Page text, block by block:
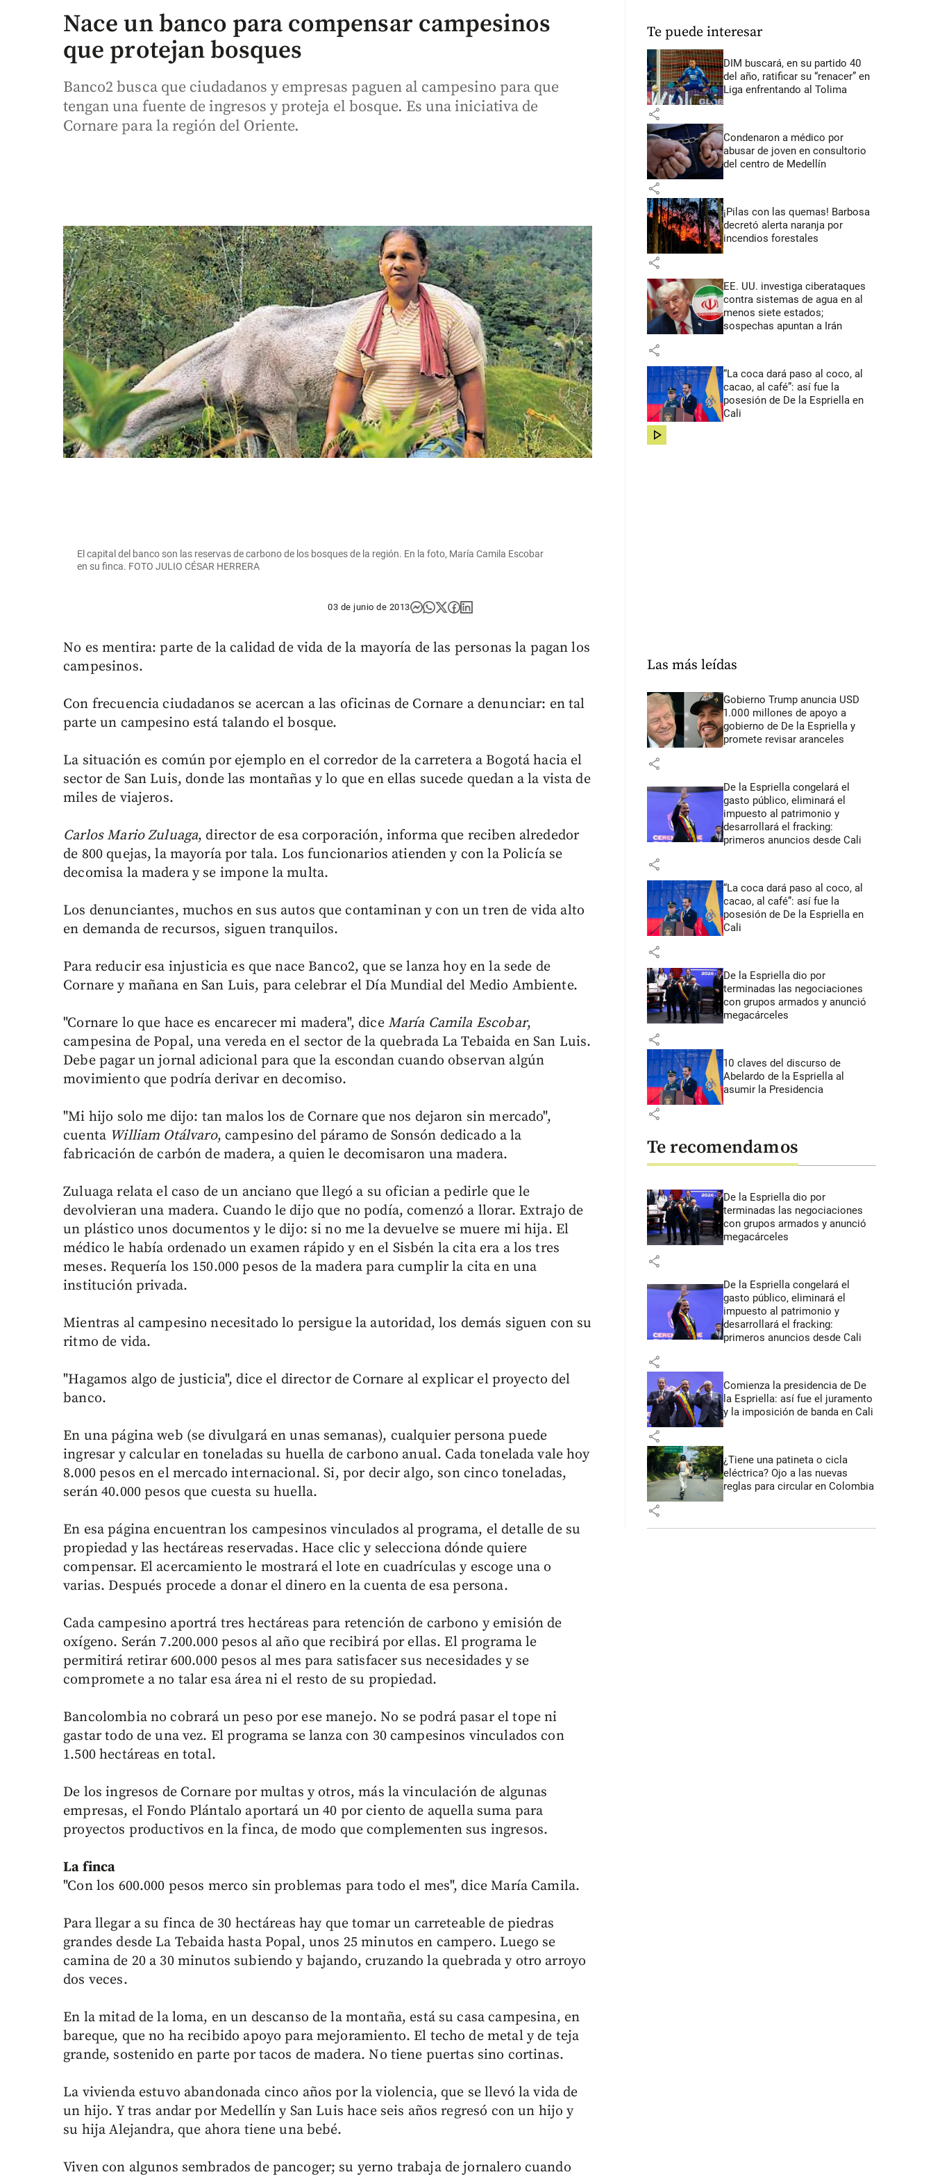
Nace un banco para compensar campesinos
que protejan bosques
Banco2 busca que ciudadanos y empresas paguen al campesino para que
tengan una fuente de ingresos y proteja el bosque. Es una iniciativa de
Cornare para la región del Oriente.
El capital del banco son las reservas de carbono de los bosques de la región. En la foto, María Camila Escobar
en su finca. FOTO JULIO CÉSAR HERRERA
03 de junio de 2013
No es mentira: parte de la calidad de vida de la mayoría de las personas la pagan los
campesinos.
Con frecuencia ciudadanos se acercan a las oficinas de Cornare a denunciar: en tal
parte un campesino está talando el bosque.
La situación es común por ejemplo en el corredor de la carretera a Bogotá hacia el
sector de San Luis, donde las montañas y lo que en ellas sucede quedan a la vista de
miles de viajeros.
Carlos Mario Zuluaga, director de esa corporación, informa que reciben alrededor
de 800 quejas, la mayoría por tala. Los funcionarios atienden y con la Policía se
decomisa la madera y se impone la multa.
Los denunciantes, muchos en sus autos que contaminan y con un tren de vida alto
en demanda de recursos, siguen tranquilos.
Para reducir esa injusticia es que nace Banco2, que se lanza hoy en la sede de
Cornare y mañana en San Luis, para celebrar el Día Mundial del Medio Ambiente.
"Cornare lo que hace es encarecer mi madera", dice María Camila Escobar,
campesina de Popal, una vereda en el sector de la quebrada La Tebaida en San Luis.
Debe pagar un jornal adicional para que la escondan cuando observan algún
movimiento que podría derivar en decomiso.
"Mi hijo solo me dijo: tan malos los de Cornare que nos dejaron sin mercado",
cuenta William Otálvaro, campesino del páramo de Sonsón dedicado a la
fabricación de carbón de madera, a quien le decomisaron una madera.
Zuluaga relata el caso de un anciano que llegó a su ofician a pedirle que le
devolvieran una madera. Cuando le dijo que no podía, comenzó a llorar. Extrajo de
un plástico unos documentos y le dijo: si no me la devuelve se muere mi hija. El
médico le había ordenado un examen rápido y en el Sisbén la cita era a los tres
meses. Requería los 150.000 pesos de la madera para cumplir la cita en una
institución privada.
Mientras al campesino necesitado lo persigue la autoridad, los demás siguen con su
ritmo de vida.
"Hagamos algo de justicia", dice el director de Cornare al explicar el proyecto del
banco.
En una página web (se divulgará en unas semanas), cualquier persona puede
ingresar y calcular en toneladas su huella de carbono anual. Cada tonelada vale hoy
8.000 pesos en el mercado internacional. Si, por decir algo, son cinco toneladas,
serán 40.000 pesos que cuesta su huella.
En esa página encuentran los campesinos vinculados al programa, el detalle de su
propiedad y las hectáreas reservadas. Hace clic y selecciona dónde quiere
compensar. El acercamiento le mostrará el lote en cuadrículas y escoge una o
varias. Después procede a donar el dinero en la cuenta de esa persona.
Cada campesino aportrá tres hectáreas para retención de carbono y emisión de
oxígeno. Serán 7.200.000 pesos al año que recibirá por ellas. El programa le
permitirá retirar 600.000 pesos al mes para satisfacer sus necesidades y se
compromete a no talar esa área ni el resto de su propiedad.
Bancolombia no cobrará un peso por ese manejo. No se podrá pasar el tope ni
gastar todo de una vez. El programa se lanza con 30 campesinos vinculados con
1.500 hectáreas en total.
De los ingresos de Cornare por multas y otros, más la vinculación de algunas
empresas, el Fondo Plántalo aportará un 40 por ciento de aquella suma para
proyectos productivos en la finca, de modo que complementen sus ingresos.
La finca
"Con los 600.000 pesos merco sin problemas para todo el mes", dice María Camila.
Para llegar a su finca de 30 hectáreas hay que tomar un carreteable de piedras
grandes desde La Tebaida hasta Popal, unos 25 minutos en campero. Luego se
camina de 20 a 30 minutos subiendo y bajando, cruzando la quebrada y otro arroyo
dos veces.
En la mitad de la loma, en un descanso de la montaña, está su casa campesina, en
bareque, que no ha recibido apoyo para mejoramiento. El techo de metal y de teja
grande, sostenido en parte por tacos de madera. No tiene puertas sino cortinas.
La vivienda estuvo abandonada cinco años por la violencia, que se llevó la vida de
un hijo. Y tras andar por Medellín y San Luis hace seis años regresó con un hijo y
su hija Alejandra, que ahora tiene una bebé.
Viven con algunos sembrados de pancoger; su yerno trabaja de jornalero cuando
Te puede interesar
DIM buscará, en su partido 40
del año, ratificar su “renacer” en
Liga enfrentando al Tolima
share
Condenaron a médico por
abusar de joven en consultorio
del centro de Medellín
share
¡Pilas con las quemas! Barbosa
decretó alerta naranja por
incendios forestales
share
EE. UU. investiga ciberataques
contra sistemas de agua en al
menos siete estados;
sospechas apuntan a Irán
share
“La coca dará paso al coco, al
cacao, al café”: así fue la
posesión de De la Espriella en
Cali
share
Las más leídas
Gobierno Trump anuncia USD
1.000 millones de apoyo a
gobierno de De la Espriella y
promete revisar aranceles
share
De la Espriella congelará el
gasto público, eliminará el
impuesto al patrimonio y
desarrollará el fracking:
primeros anuncios desde Cali
share
“La coca dará paso al coco, al
cacao, al café”: así fue la
posesión de De la Espriella en
Cali
share
De la Espriella dio por
terminadas las negociaciones
con grupos armados y anunció
megacárceles
share
10 claves del discurso de
Abelardo de la Espriella al
asumir la Presidencia
share
Te recomendamos
De la Espriella dio por
terminadas las negociaciones
con grupos armados y anunció
megacárceles
share
De la Espriella congelará el
gasto público, eliminará el
impuesto al patrimonio y
desarrollará el fracking:
primeros anuncios desde Cali
share
Comienza la presidencia de De
la Espriella: así fue el juramento
y la imposición de banda en Cali
share
¿Tiene una patineta o cicla
eléctrica? Ojo a las nuevas
reglas para circular en Colombia
share